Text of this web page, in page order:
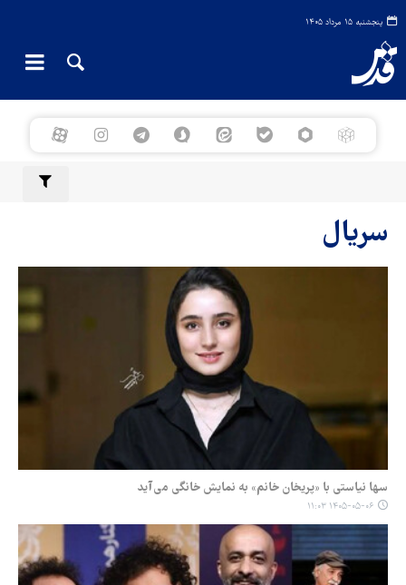
پنجشنبه ۱۵ مرداد ۱۴۰۵
سریال
سها نیاستی با «پریخان خانم» به نمایش خانگی می‌آید
۱۴۰۵-۰۵-۰۶ ۱۱:۰۳